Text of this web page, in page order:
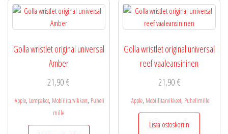
Golla wristlet original universal
Amber
21,90€
Apple, Lompakot, Mobiilitarvikkeet, Puheli
mille
Golla wristlet original universal
reef vaaleansininen
21,90 €
Apple, Mobiilitarvikkeet, Puhelimille
Lisää ostoskoriin